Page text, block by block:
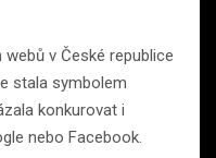
v České republice
stala symbolem
konkurovat i
nebo Facebook.